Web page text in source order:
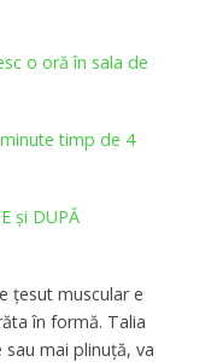
o oră în sala de
timp de 4
și DUPĂ
țesut muscular e
în formă. Talia
mai plinuță, va